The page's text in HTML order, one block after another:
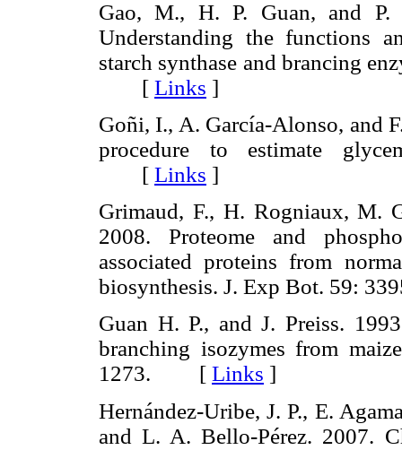
Gao, M., H. P. Guan, and P.
Understanding the functions
starch synthase and brancing
[ Links ]
Goñi, I., A. García-Alonso, and
procedure to estimate
[ Links ]
Grimaud, F., H. Rogniaux, M.
2008. Proteome and
associated proteins from
biosynthesis. J. Exp Bot. 59:
Guan H. P., and J. Preiss.
branching isozymes from
1273. [ Links ]
Hernández-Uribe, J. P., E.
and L. A. Bello-Pérez. 2007.